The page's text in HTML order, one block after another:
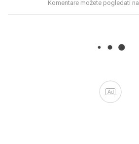
Komentare možete pogledati na
Ad